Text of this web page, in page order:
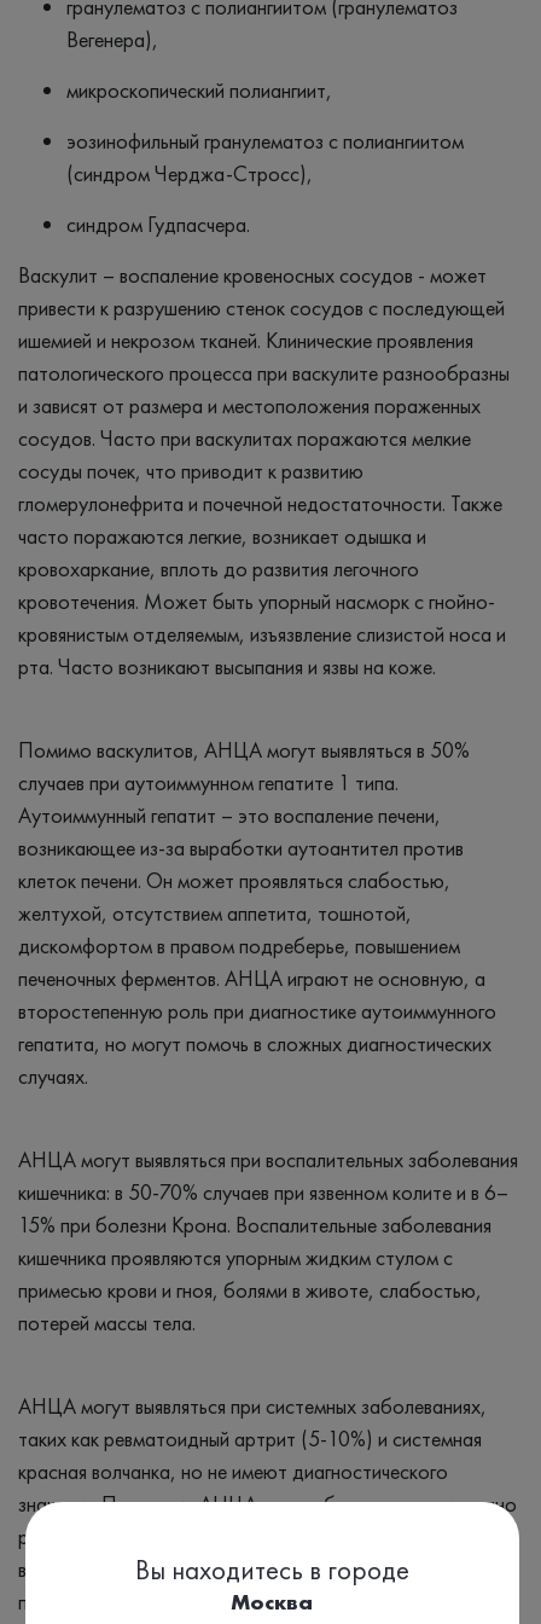
гранулематоз с полиангиитом (гранулематоз
Вегенера),
микроскопический полиангиит,
эозинофильный гранулематоз с полиангиитом
(синдром Черджа-Стросс),
синдром Гудпасчера.
Васкулит – воспаление кровеносных сосудов - может
привести к разрушению стенок сосудов с последующей
ишемией и некрозом тканей. Клинические проявления
патологического процесса при васкулите разнообразны
и зависят от размера и местоположения пораженных
сосудов. Часто при васкулитах поражаются мелкие
сосуды почек, что приводит к развитию
гломерулонефрита и почечной недостаточности. Также
часто поражаются легкие, возникает одышка и
кровохаркание, вплоть до развития легочного
кровотечения. Может быть упорный насморк с гнойно-
кровянистым отделяемым, изъязвление слизистой носа и
рта. Часто возникают высыпания и язвы на коже.
Помимо васкулитов, АНЦА могут выявляться в 50%
случаев при аутоиммунном гепатите 1 типа.
Аутоиммунный гепатит – это воспаление печени,
возникающее из-за выработки аутоантител против
клеток печени. Он может проявляться слабостью,
желтухой, отсутствием аппетита, тошнотой,
дискомфортом в правом подреберье, повышением
печеночных ферментов. АНЦА играют не основную, а
второстепенную роль при диагностике аутоиммунного
гепатита, но могут помочь в сложных диагностических
случаях.
АНЦА могут выявляться при воспалительных заболевания
кишечника: в 50-70% случаев при язвенном колите и в 6–
15% при болезни Крона. Воспалительные заболевания
кишечника проявляются упорным жидким стулом с
примесью крови и гноя, болями в животе, слабостью,
потерей массы тела.
АНЦА могут выявляться при системных заболеваниях,
таких как ревматоидный артрит (5-10%) и системная
красная волчанка, но не имеют диагностического
значения. Появление АНЦА может быть спровоцировано
различными бактериальными и вирусными инфекциями,
включая гепатиты B и С, ВИЧ, туберкулез, а также
приемом некоторых лекарств и запрещенных
Вы находитесь в городе
Москва